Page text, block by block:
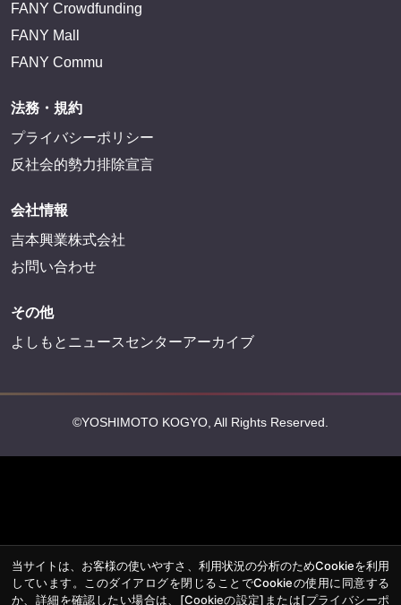
FANY Crowdfunding
FANY Mall
FANY Commu
法務・規約
プライバシーポリシー
反社会的勢力排除宣言
会社情報
吉本興業株式会社
お問い合わせ
その他
よしもとニュースセンターアーカイブ
©YOSHIMOTO KOGYO, All Rights Reserved.
当サイトは、お客様の使いやすさ、利用状況の分析のためCookieを利用
しています。このダイアログを閉じることでCookieの使用に同意する
か、詳細を確認したい場合は、 [Cookieの設定] または[プライバシーポ